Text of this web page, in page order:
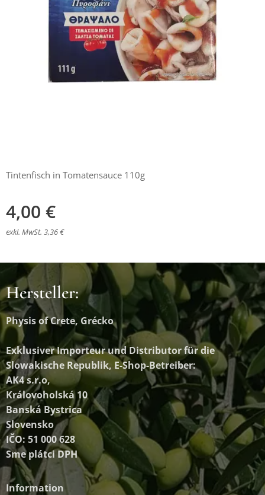
Tintenfisch in Tomatensauce 110g
4,00 €
exkl. MwSt. 3,36 €
Hersteller:
Physis of Crete, Grécko
Exklusiver Importeur und Distributorfür die
Slowakische Republik, E-Shop-Betreiber:
AK4 s.r.o,
Královoholská 10
Banská Bystrica
Slovensko
IČO: 51 000 628
Sme plátci DPH
Information